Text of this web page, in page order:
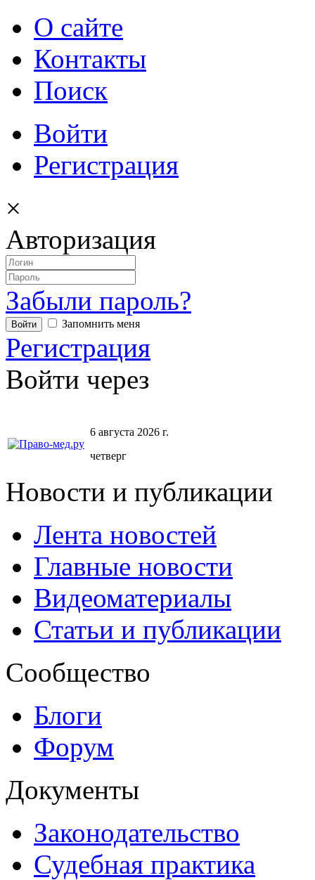
О сайте
Контакты
Поиск
Войти
Регистрация
×
Авторизация
Забыли пароль?
Запомнить меня
Регистрация
Войти через
6 августа 2026 г.
четверг
Новости и публикации
Лента новостей
Главные новости
Видеоматериалы
Статьи и публикации
Сообщество
Блоги
Форум
Документы
Законодательство
Судебная практика